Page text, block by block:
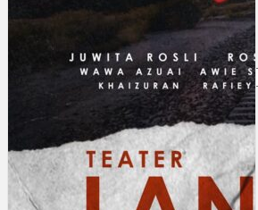
Cari laman web
Gelintar